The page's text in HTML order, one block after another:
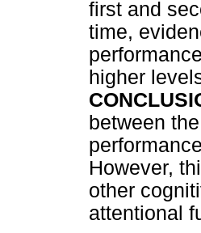
first and
time,
higher
between
However,
other
attentional